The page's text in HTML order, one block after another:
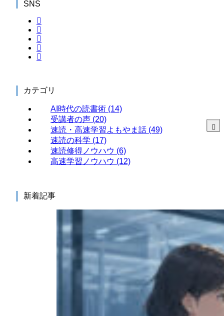
SNS
カテゴリ
AI時代の読書術 (14)
受講者の声 (20)
速読・高速学習よもやま話 (49)
速読の科学 (17)
速読修得ノウハウ (6)
高速学習ノウハウ (12)
新着記事